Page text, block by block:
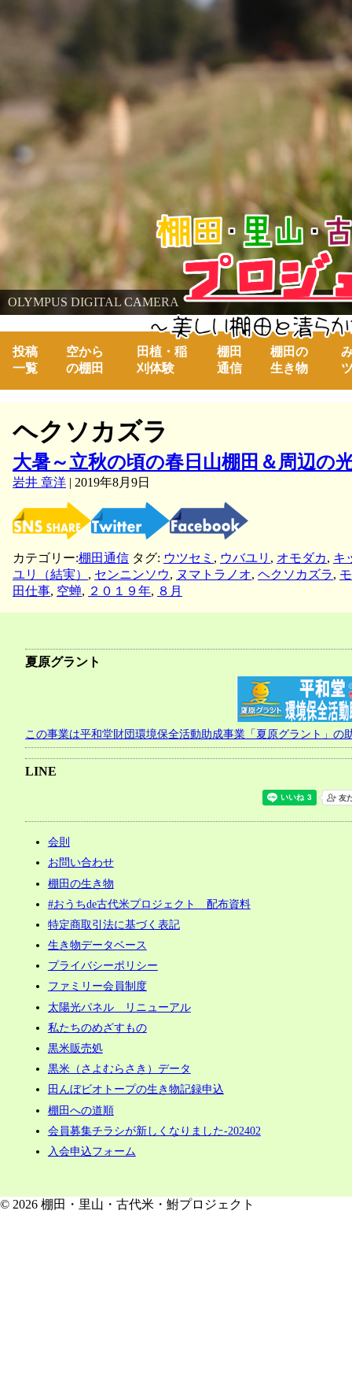
OLYMPUS DIGITAL CAMERA
～美しい棚田の自然と古代米～
棚田・里山・古代米・鮒プロジェクト
投稿
一覧
空から
の棚田
田植・稲
刈体験
棚田
通信
棚田の
生き物
ヘクソカズラ
大暑～立秋の頃の春日山棚田＆周辺の
岩井 章洋 | 2019年8月9日
カテゴリー:棚田通信 タグ: ウツセミ , ウバユリ , オモダカ, キ
ユリ（結実） , センニンソウ, ヌマトラノオ, ヘクソカズラ,
田仕事, 空蝉, ２０１９年, ８月
夏原グラント
この事業は平和堂財団環境保全活動助成事業「夏原グラント」の
LINE
会則
お問い合わせ
棚田の生き物
#おうちde古代米プロジェクト 配布資料
特定商取引法に基づく表記
生き物データベース
プライバシーポリシー
ファミリー会員制度
太陽光パネル リニューアル
私たちのめざすもの
黒米販売処
黒米（さよむらさき）データ
田んぼビオトープの生き物記録申込
棚田への道順
会員募集チラシが新しくなりました-202402
入会申込フォーム
© 2026 棚田・里山・古代米・鮒プロジェクト